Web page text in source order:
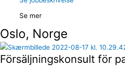
Se mer
Oslo, Norge
Försäljningskonsult för